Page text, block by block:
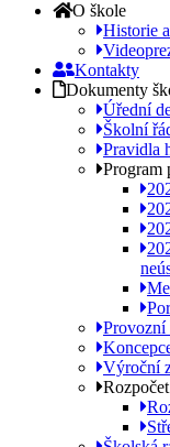
O škole
Historie
Kontakty
Dokumenty
Úřední
Školní
Pravidla
Program
Provozní
Výroční